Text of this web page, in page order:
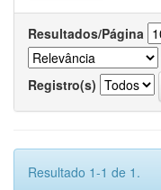
Resultados/Página
Registro(s)
Resultado 1-1 de 1.